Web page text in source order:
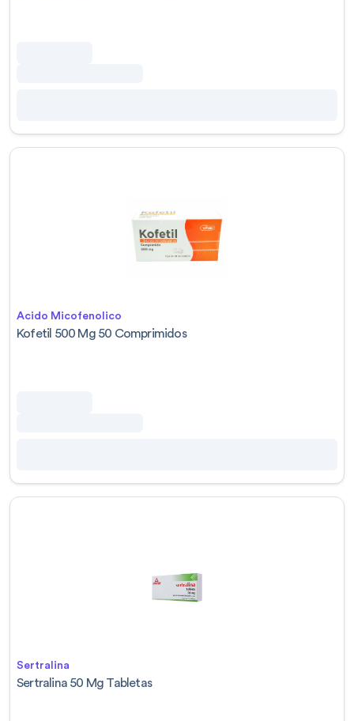
Acido Micofenolico
Kofetil 500 Mg 50 Comprimidos
Sertralina
Sertralina 50 Mg Tabletas